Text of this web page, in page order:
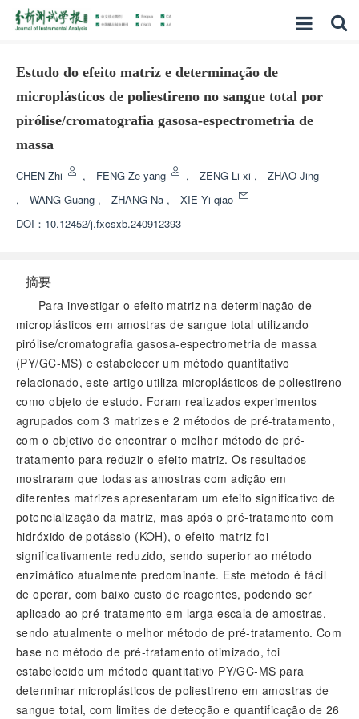
Estudo do efeito matriz e determinação de
microplásticos de poliestireno no sangue total por
pirólise/cromatografia gasosa-espectrometria de
massa
CHEN Zhi , FENG Ze-yang , ZENG Li-xi ,
ZHAO Jing
,
WANG Guang , ZHANG Na ,
XIE Yi-qiao
DOI： 10.12452/j.fxcsxb.240912393
摘要
Para investigar o efeito matriz na determinação de
microplásticos em amostras de sangue total utilizando
pirólise/cromatografia gasosa-espectrometria de massa
(PY/GC-MS) e estabelecer um método quantitativo
relacionado, este artigo utiliza microplásticos de poliestireno
como objeto de estudo. Foram realizados experimentos
agrupados com 3 matrizes e 2 métodos de pré-tratamento,
com o objetivo de encontrar o melhor método de pré-
tratamento para reduzir o efeito matriz. Os resultados
mostraram que todas as amostras com adição em
diferentes matrizes apresentaram um efeito significativo de
potencialização da matriz, mas após o pré-tratamento com
hidróxido de potássio (KOH), o efeito matriz foi
significativamente reduzido, sendo superior ao método
enzimático atualmente predominante. Este método é fácil
de operar, com baixo custo de reagentes, podendo ser
aplicado ao pré-tratamento em larga escala de amostras,
sendo atualmente o melhor método de pré-tratamento. Com
base no método de pré-tratamento otimizado, foi
estabelecido um método quantitativo PY/GC-MS para
determinar microplásticos de poliestireno em amostras de
sangue total, com limites de detecção e quantificação de 26